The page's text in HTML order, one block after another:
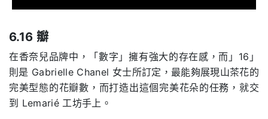
6.16 瓣
在香奈兒品牌中，「數字」擁有強大的存在感，而」16」
則是 Gabrielle Chanel 女士所訂定，最能夠展現山茶花的
完美型態的花瓣數，而打造出這個完美花朵的任務，就交
到 Lemarié 工坊手上。